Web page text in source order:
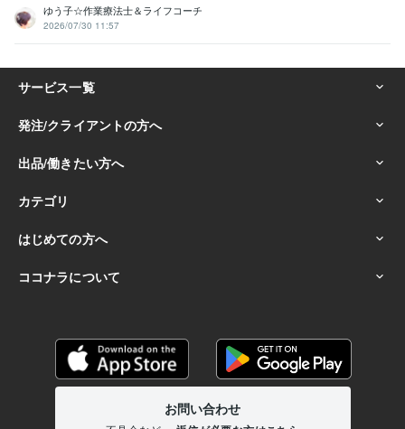
ゆう子☆作業療法士＆ライフコーチ
2026/07/30 11:57